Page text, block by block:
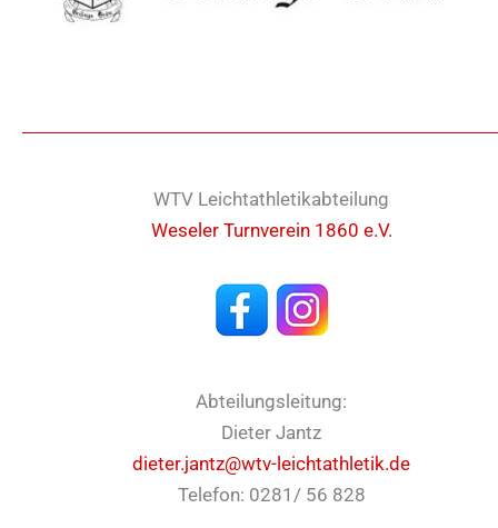
WTV Leichtathletikabteilung
Weseler Turnverein 1860 e.V.
Abteilungsleitung:
Dieter Jantz
dieter.jantz@wtv-leichtathletik.de
Telefon: 0281/ 56 828